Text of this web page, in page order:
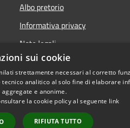
Albo pretorio
Informativa privacy
Note legali
Dichiarazione di accessibilità
Piano di miglioramento del sito
sui cookie
strettamente necessari al corretto
analitico al solo fine di elaborare
e anonime.
la cookie policy al seguente link
RIFIUTA TUTTO